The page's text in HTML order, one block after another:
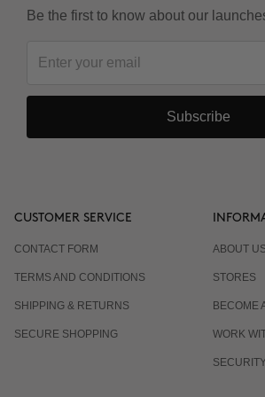
Be the first to know about our
Subscribe
CUSTOMER SERVICE
CONTACT FORM
TERMS AND CONDITIONS
SHIPPING & RETURNS
SECURE SHOPPING
ABOUT
STORES
BECOME
WORK